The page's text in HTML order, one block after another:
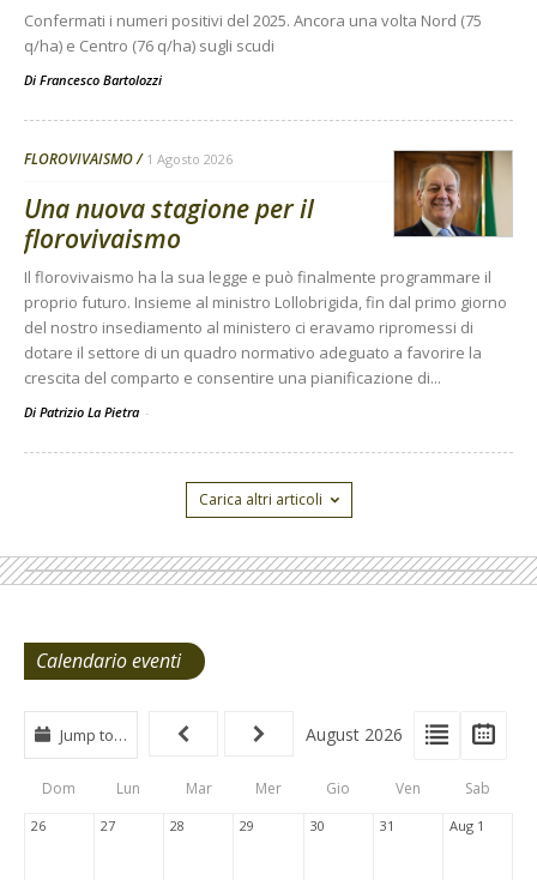
Confermati i numeri positivi del 2025. Ancora una volta Nord (75
q/ha) e Centro (76 q/ha) sugli scudi
Di Francesco Bartolozzi
FLOROVIVAISMO 1 Agosto 2026
Una nuova stagione per il
florovivaismo
Il florovivaismo ha la sua legge e può finalmente programmare il
proprio futuro. Insieme al ministro Lollobrigida, fin dal primo giorno
del nostro insediamento al ministero ci eravamo ripromessi di
dotare il settore di un quadro normativo adeguato a favorire la
crescita del comparto e consentire una pianificazione di...
Di Patrizio La Pietra -
Carica altri articoli
Calendario eventi
View
Type
Tabs
View
List
Jump to… August 2026
Dom Lun Mar Mer Gio Ven Sab
26 27 28 29 30 31 Aug 1